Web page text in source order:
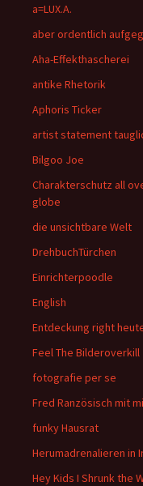
a=LUX.A.
aber ordentlich
Aha-Effekthascherei
antike Rhetorik
Aphoris Ticker
artist statement
Bilgoo Joe
Charakterschutz all
globe
die unsichtbare Welt
DrehbuchTürchen
Einrichterpoodle
English
Entdeckung right
Feel The Bilderoverkill
fotografie per se
Fred Ranzösisch mit
funky Hausrat
Herumadrenalieren in
Hey Kids I Shrunk the